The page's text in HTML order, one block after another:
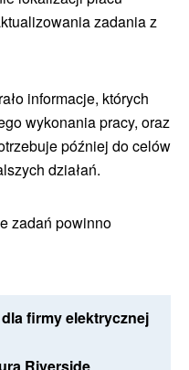
zadania z
informacje, których
wykonania pracy, oraz
później do celów
działań.
zadań powinno
firmy elektrycznej